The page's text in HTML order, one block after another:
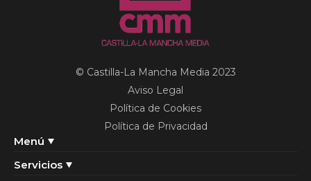
Menú
Servicios
© Castilla-La Mancha Media 2023
Aviso Legal
Política de Cookies
Política de Privacidad